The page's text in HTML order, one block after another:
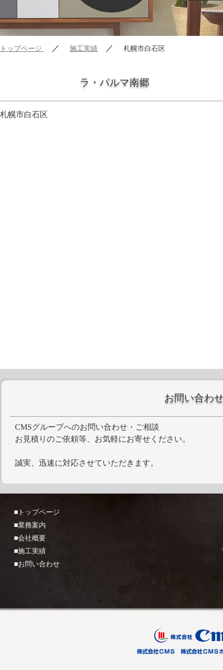
トップページ ／ 施工実績 ／ 札幌市白石区
ラ・パルマ南郷
札幌市白石区
お問い合わ
CMSグループへのお問い合わせ・ご相談
お見積りのご依頼等、お気軽にお寄せください。
誠実、迅速に対応させていただきます。
■トップページ
■業務案内
■会社概要
■施工実績
■お問い合わせ